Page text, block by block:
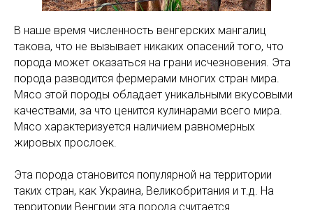
В наше время численность венгерских мангалиц
такова, что не вызывает никаких опасений того, что
порода может оказаться на грани исчезновения. Эта
порода разводится фермерами многих стран мира.
Мясо этой породы обладает уникальными вкусовыми
качествами, за что ценится кулинарами всего мира.
Мясо характеризуется наличием равномерных
жировых прослоек.
Эта порода становится популярной на территории
таких стран, как Украина, Великобритания и т.д. На
территории Венгрии эта порода считается